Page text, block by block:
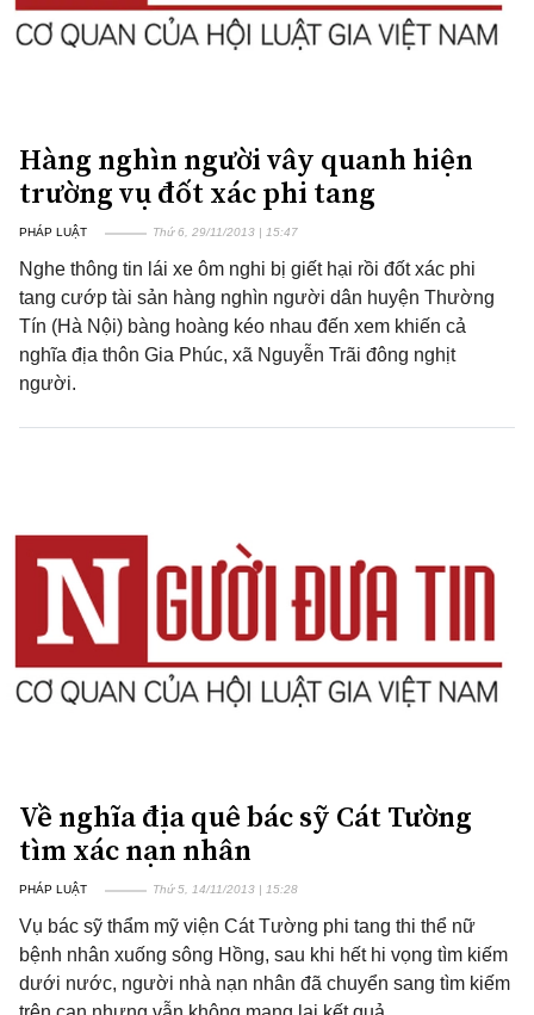
Hàng nghìn người vây quanh hiện
trường vụ đốt xác phi tang
PHÁP LUẬT Thứ 6, 29/11/2013 | 15:47
Nghe thông tin lái xe ôm nghi bị giết hại rồi đốt xác phi
tang cướp tài sản hàng nghìn người dân huyện Thường
Tín (Hà Nội) bàng hoàng kéo nhau đến xem khiến cả
nghĩa địa thôn Gia Phúc, xã Nguyễn Trãi đông nghịt
người.
Về nghĩa địa quê bác sỹ Cát Tường
tìm xác nạn nhân
PHÁP LUẬT Thứ 5, 14/11/2013 | 15:28
Vụ bác sỹ thẩm mỹ viện Cát Tường phi tang thi thể nữ
bệnh nhân xuống sông Hồng, sau khi hết hi vọng tìm kiếm
dưới nước, người nhà nạn nhân đã chuyển sang tìm kiếm